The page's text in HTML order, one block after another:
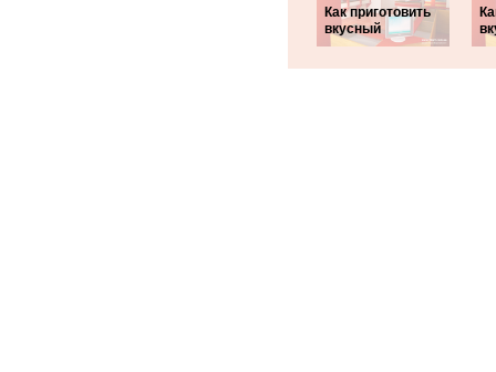
Как приготовить
вкусный